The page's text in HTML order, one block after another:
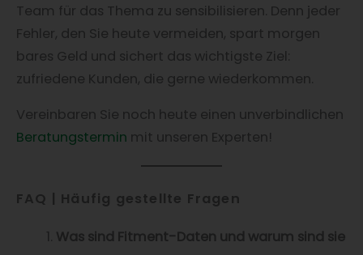
Team für das Thema zu sensibilisieren. Denn jeder
Fehler, den Sie heute vermeiden, spart morgen
bares Geld und sichert das wichtigste Ziel:
zufriedene Kunden, die gerne wiederkommen.
Vereinbaren Sie noch heute einen unverbindlichen
Beratungstermin mit unseren Experten!
FAQ | Häufig gestellte Fragen
Was sind Fitment-Daten und warum sind sie